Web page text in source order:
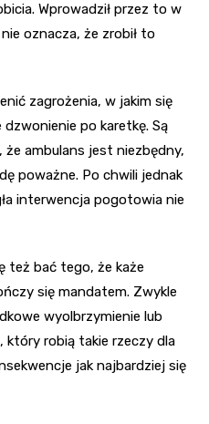
Wprowadził przez to w
oznacza, że zrobił to
zagrożenia, w jakim się
po karetkę. Są
ambulans jest niezbędny,
poważne. Po chwili jednak
interwencja pogotowia nie
też bać tego, że każe
się mandatem. Zwykle
wyolbrzymienie lub
który robią takie rzeczy dla
jak najbardziej się